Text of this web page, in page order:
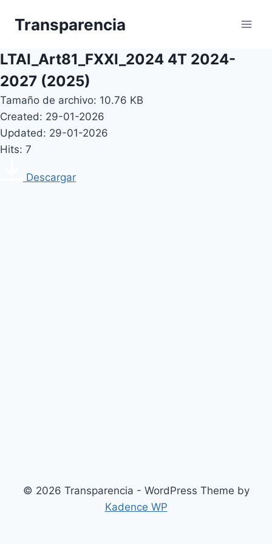
Transparencia
LTAI_Art81_FXXI_2024 4T 2024-
2027 (2025)
Tamaño de archivo: 10.76 KB
Created: 29-01-2026
Updated: 29-01-2026
Hits: 7
Descargar
© 2026 Transparencia - WordPress Theme by
Kadence WP